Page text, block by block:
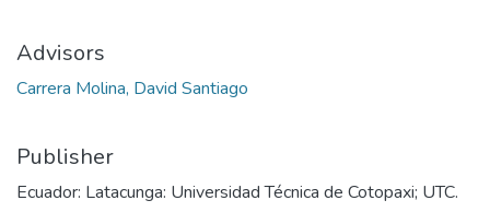
Advisors
Carrera Molina, David Santiago
Publisher
Ecuador: Latacunga: Universidad Técnica de Cotopaxi; UTC.